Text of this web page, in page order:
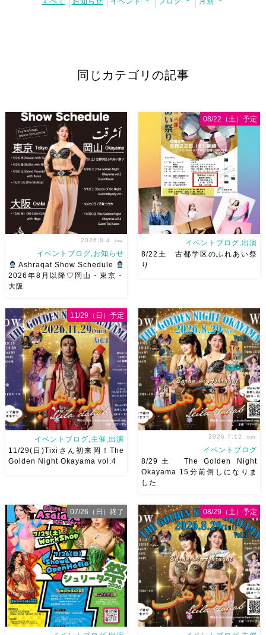
同じカテゴリの記事
です♡皆様にお会いできますよ
うに
ご予約はメッセージく
ださい
お待ちしています
Ashraqat Show Schedule
岡山・8/22(土) […]
2026.8.4 tue.
イベントブログ,お知らせ
Ashraqat Show Schedule
2026年8月以降♡岡山・東京・
大阪
りにて踊らせていただきます♡
太鼓も叩くよー！私たちは
18:40頃から出演です屋台も出
てとても楽しいお祭りになりそ
う
私たちも踊った後は祭り
を楽しみます
遊びにいら
[…]
イベントブログ,出演
8/22土 古都学区のふれあい祭
り
08/22（土）予定
岡！The Golden Night
Okayama vol.4 本日8/1よりお
申し込みスタートです
【
Show 】 Guest DancerTixi
[…]
イベントブログ,主催,出演
11/29(日)Tixiさん初来岡！The
Golden Night Okayama vol.4
11/29（日）予定
やってくる
しかも生徒さんが
三人も参加してくれますよ
皆
さんソロとそして三人の群舞を
踊ってくれます♡ 東京から参
加の元麻ノ葉の ルイもあの懐
かしの曲をソロ踊ります […]
2026.7.12 sun.
イベントブログ
8/29土 The Golden Night
Okayama 15分前倒しになりま
した
07/26（日）終了 08/29（土）予定